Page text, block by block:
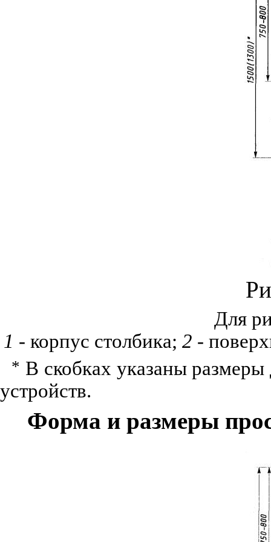
Для
1 - корпус столбика; 2 -
* В скобках указаны
устройств.
Форма и размеры